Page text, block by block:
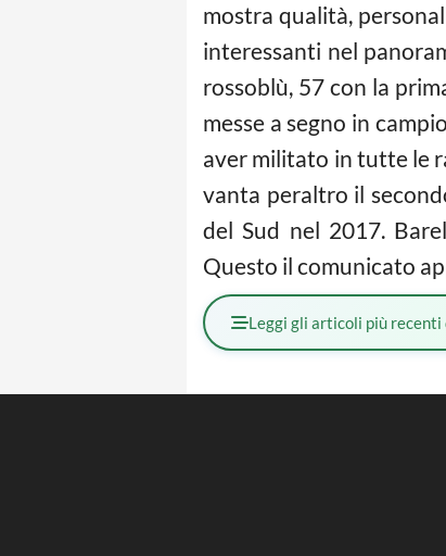
mostra qualità,
interessanti nel
rossoblù, 57 con la
messe a segno in
aver militato in tutte le
vanta peraltro il
del Sud nel 2017.
Questo il comunicato
Leggi gli articoli più recenti